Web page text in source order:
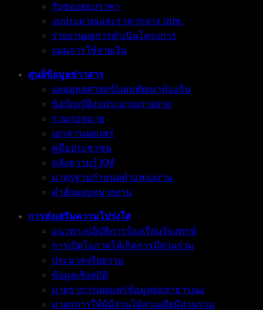
รับซองสอบราคา
งบประมาณและราคากลาง ปปช.
รายงานผลการดำเนินโครงการ
แผนการใช้จ่ายเงิน
ศูนย์ข้อมูลข่าวสาร
แผนยุทธศาสตร์/แผนพัฒนาท้องถิ่น
ข้อบัญญัติงบประมาณรายจ่าย
รวมกฎหมาย
เอกสารเผยแพร่
คู่มือประชาชน
คลังความรู้ KM
มาตรฐานกำหนดตำแหน่งงาน
คำสั่งมอบหมายงาน
การส่งเสริมความโปร่งใส
แนวทางปฏิบัติการร้องเรียนร้องทุกข์
การเปิดโอกาสให้เกิดการมีส่วนร่วม
ประมวลจริยธรรม
ข้อมูลเชิงสถิติ
มาตราการเผยแพร่ข้อมูลต่อสาธารณะ
มาตรการให้ผู้มีส่วนได้ส่วนเสียมีส่วนร่วม